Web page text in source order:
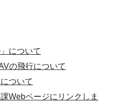
について
の飛行について
ついて
Webページにリンクしま